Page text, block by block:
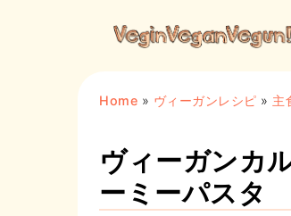
Home » ヴィーガンレシピ » 主
ヴィーガンカ
ーミーパスタ